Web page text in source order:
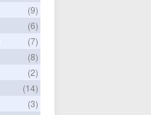
(9)
(6)
(7)
(8)
(2)
(14)
(3)